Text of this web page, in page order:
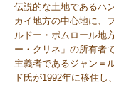
伝説的な土地であるハ
カイ地方の中心地に、
ルドー・ポムロール地
ー・クリネ」の所有者
主義者であるジャン＝
ド氏が1992年に移住し